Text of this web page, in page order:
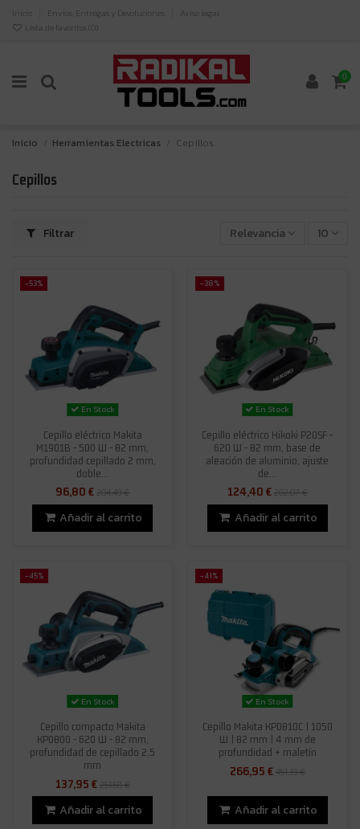
Inicio Envíos, Entregas y Devoluciones
Aviso legal
Lista de favoritos ( 0)
0
Inicio Herramientas Electricas Cepillos
Cepillos
Filtrar Relevancia 10
-53%
En Stock
Cepillo eléctrico Makita
M1901B - 500 W - 82 mm,
profundidad cepillado 2 mm,
doble...
96,80 €204,49 €
Añadir al carrito
-38%
En Stock
Cepillo eléctrico Hikoki P20SF -
620 W - 82 mm, base de
aleación de aluminio, ajuste
de...
124,40 €202,07 €
Añadir al carrito
-45%
En Stock
Cepillo compacto Makita
KP0800 - 620 W - 82 mm,
profundidad de cepillado 2,5
mm
137,95 €251,68 €
Añadir al carrito
-41%
En Stock
Cepillo Makita KP0810C | 1050
W | 82 mm | 4 mm de
profundidad + maletín
266,95 €451,33 €
Añadir al carrito